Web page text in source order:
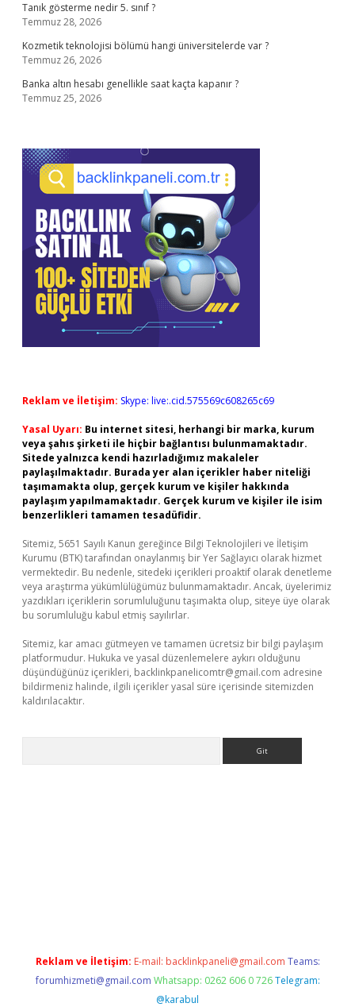
Tanık gösterme nedir 5. sınıf ?
Temmuz 28, 2026
Kozmetik teknolojisi bölümü hangi üniversitelerde var ?
Temmuz 26, 2026
Banka altın hesabı genellikle saat kaçta kapanır ?
Temmuz 25, 2026
Reklam ve İletişim: Skype: live:.cid.575569c608265c69
Yasal Uyarı: Bu internet sitesi, herhangi bir marka, kurum
veya şahıs şirketi ile hiçbir bağlantısı bulunmamaktadır.
Sitede yalnızca kendi hazırladığımız makaleler
paylaşılmaktadır. Burada yer alan içerikler haber niteliği
taşımamakta olup, gerçek kurum ve kişiler hakkında
paylaşım yapılmamaktadır. Gerçek kurum ve kişiler ile isim
benzerlikleri tamamen tesadüfidir.
Sitemiz, 5651 Sayılı Kanun gereğince Bilgi Teknolojileri ve İletişim
Kurumu (BTK) tarafından onaylanmış bir Yer Sağlayıcı olarak hizmet
vermektedir. Bu nedenle, sitedeki içerikleri proaktif olarak denetleme
veya araştırma yükümlülüğümüz bulunmamaktadır. Ancak, üyelerimiz
yazdıkları içeriklerin sorumluluğunu taşımakta olup, siteye üye olarak
bu sorumluluğu kabul etmiş sayılırlar.
Sitemiz, kar amacı gütmeyen ve tamamen ücretsiz bir bilgi paylaşım
platformudur. Hukuka ve yasal düzenlemelere aykırı olduğunu
düşündüğünüz içerikleri, backlinkpanelicomtr@gmail.com adresine
bildirmeniz halinde, ilgili içerikler yasal süre içerisinde sitemizden
kaldırılacaktır.
Reklam ve İletişim: E-mail: backlinkpaneli@gmail.com Teams:
forumhizmeti@gmail.com Whatsapp: 0262 606 0 726 Telegram:
@karabul